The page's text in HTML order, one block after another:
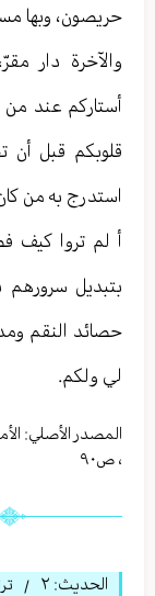
حريصون، وبها
والآخرة دار
أستاركم عند من
قلوبكم قبل أن
استدرج به من
أ لم تروا كيف
بتبديل
حصائد النقم
لي ولكم.
المصدر الأصلي:
، ص٩٠
الحديث: ٢ /